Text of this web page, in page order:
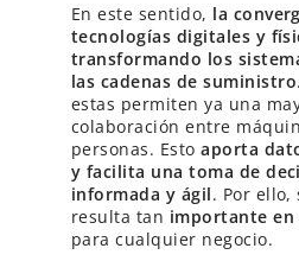
En este sentido, la
tecnologías digitales y
transformando los
las cadenas de suministro
estas permiten ya una
colaboración entre
personas. Estoaporta
y facilita una toma de
informada y ágil. Por
resulta tan importante
para cualquier negocio.